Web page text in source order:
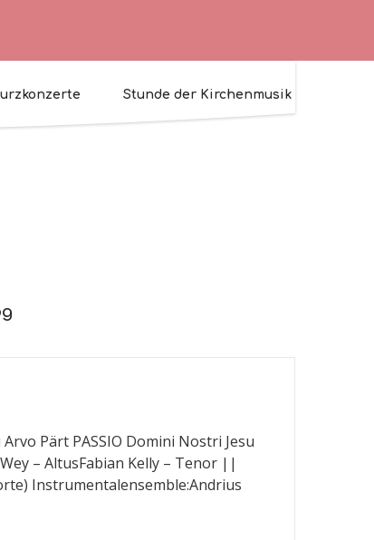
Stunde der Kirchenmusik
Pärt PASSIO Domini Nostri Jesu
– AltusFabian Kelly – Tenor ||
Instrumentalensemble:Andrius